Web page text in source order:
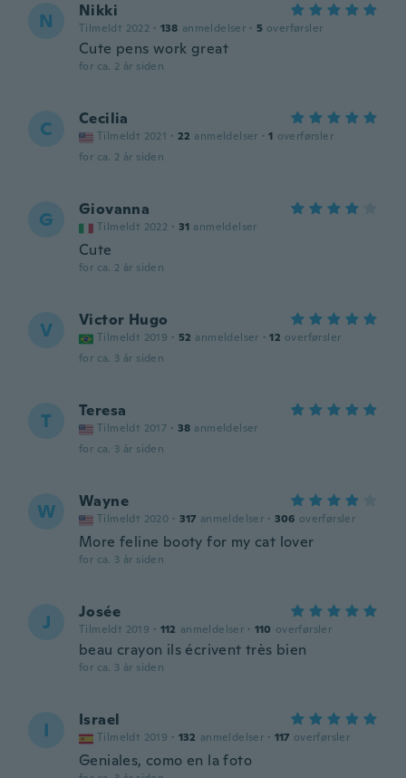
N Nikki
Tilmeldt 2022 · 138 anmeldelser · 5 overførsler
Cute pens work great
for ca. 2 år siden
C Cecilia
Tilmeldt 2021 · 22 anmeldelser · 1 overførsler
for ca. 2 år siden
G Giovanna
Tilmeldt 2022 · 31 anmeldelser
Cute
for ca. 2 år siden
V Victor Hugo
Tilmeldt 2019 · 52 anmeldelser · 12 overførsler
for ca. 3 år siden
T Teresa
Tilmeldt 2017 · 38 anmeldelser
for ca. 3 år siden
W Wayne
Tilmeldt 2020 · 317 anmeldelser · 306 overførsler
More feline booty for my cat lover
for ca. 3 år siden
J Josée
Tilmeldt 2019 · 112 anmeldelser · 110 overførsler
beau crayon ils écrivent très bien
for ca. 3 år siden
I Israel
Tilmeldt 2019 · 132 anmeldelser · 117 overførsler
Geniales, como en la foto